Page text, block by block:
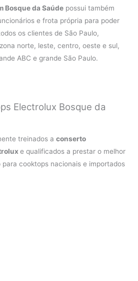
Bosque da Saúde possui também
e frota própria para poder
os clientes de São Paulo,
norte, leste, centro, oeste e sul,
ABC e grande São Paulo.
Electrolux Bosque da
treinados aconserto
e qualificados a prestar o melhor
cooktops nacionais e importados